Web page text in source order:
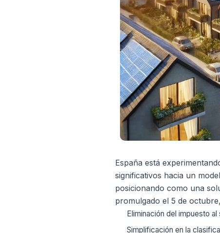
España está
significativos hacia un
posicionando como una
promulgado el 5 de
Eliminación del impuesto al
Simplificación en la